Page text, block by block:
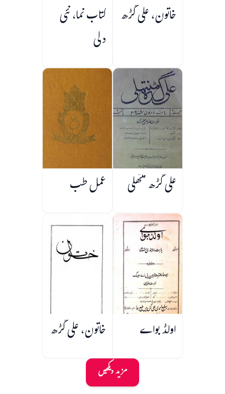
خاتون، علی گڑھ کتاب نما، نئی
دلی
علی گڑھ منتھلی عمل طب
اولڈ بواے خاتون، علی گڑھ
مزید دیکھیں